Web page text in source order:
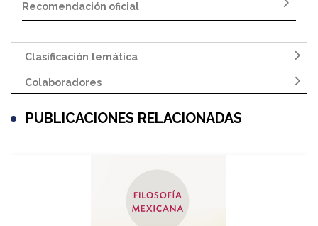
Recomendación oficial
Clasificación temática
Colaboradores
PUBLICACIONES RELACIONADAS